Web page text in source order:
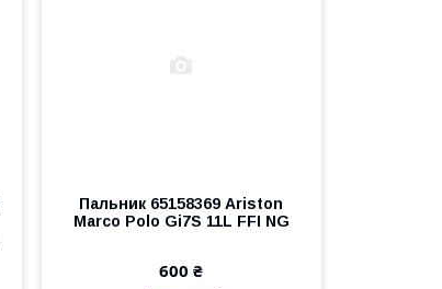
Пальник 65158369 Ariston
Marco Polo Gi7S 11L FFI NG
600 ₴